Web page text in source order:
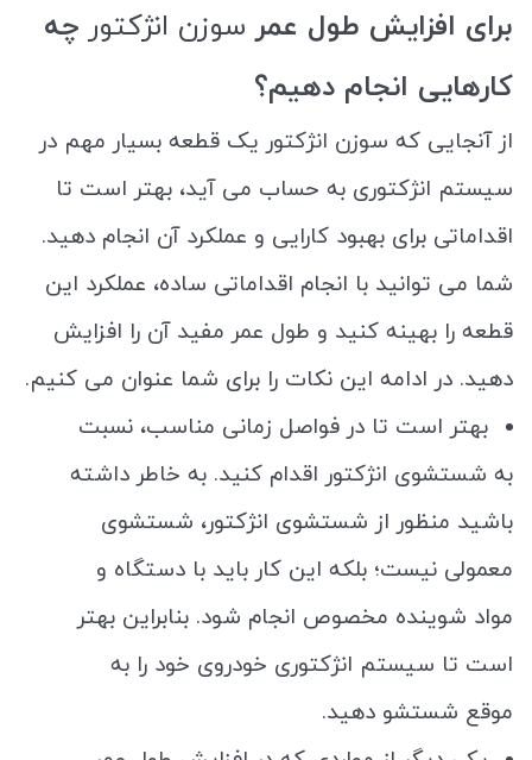
برای افزایش طول عمرسوزن انژکتورچه
کارهایی انجام دهیم؟
از آنجایی که سوزن انژکتور یک قطعه بسیار مهم در
سیستم انژکتوری به حساب می آید، بهتر است تا
اقداماتی برای بهبود کارایی و عملکرد آن انجام دهید.
شما می توانید با انجام اقداماتی ساده، عملکرد این
قطعه را بهینه کنید و طول عمر مفید آن را افزایش
دهید. در ادامه این نکات را برای شما عنوان می کنیم.
بهتر است تا در فواصل زمانی مناسب، نسبت
به شستشوی انژکتور اقدام کنید. به خاطر داشته
باشید منظور از شستشوی انژکتور، شستشوی
معمولی نیست؛ بلکه این کار باید با دستگاه و
مواد شوینده مخصوص انجام شود. بنابراین بهتر
است تا سیستم انژکتوری خودروی خود را به
موقع شستشو دهید.